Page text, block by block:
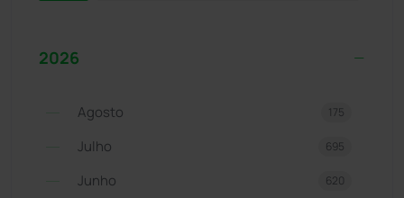
2026
Agosto 175
Julho 695
Junho 620